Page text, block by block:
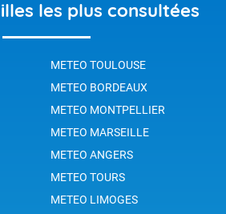
les plus consultées
METEO TOULOUSE
METEO BORDEAUX
METEO MONTPELLIER
METEO MARSEILLE
METEO ANGERS
METEO TOURS
METEO LIMOGES